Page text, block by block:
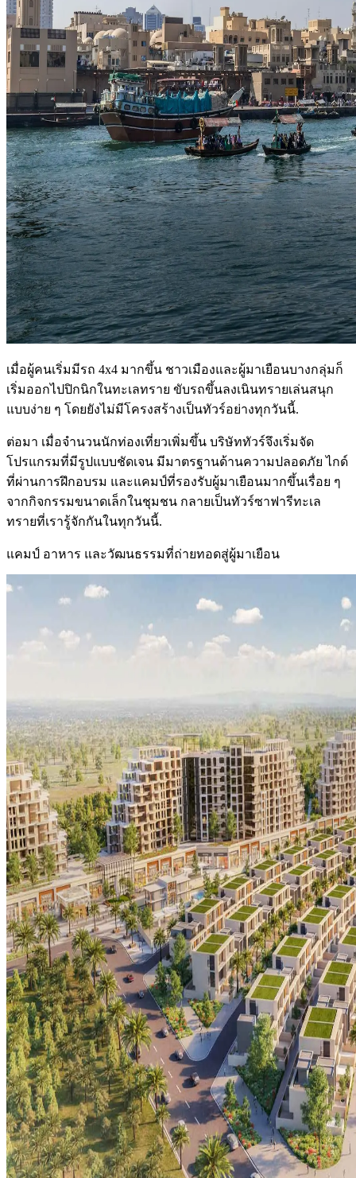
เมื่อผู้คนเริ่มมีรถ 4x4 มากขึ้น ชาวเมืองและผู้มาเยือนบางกลุ่มก็
เริ่มออกไปปิกนิกในทะเลทราย ขับรถขึ้นลงเนินทรายเล่นสนุก
แบบง่าย ๆ โดยยังไม่มีโครงสร้างเป็นทัวร์อย่างทุกวันนี้.
ต่อมา เมื่อจำนวนนักท่องเที่ยวเพิ่มขึ้น บริษัททัวร์จึงเริ่มจัด
โปรแกรมที่มีรูปแบบชัดเจน มีมาตรฐานด้านความปลอดภัย ไกด์
ที่ผ่านการฝึกอบรม และแคมป์ที่รองรับผู้มาเยือนมากขึ้นเรื่อย ๆ
จากกิจกรรมขนาดเล็กในชุมชน กลายเป็นทัวร์ซาฟารีทะเล
ทรายที่เรารู้จักกันในทุกวันนี้.
แคมป์ อาหาร และวัฒนธรรมที่ถ่ายทอดสู่ผู้มาเยือน